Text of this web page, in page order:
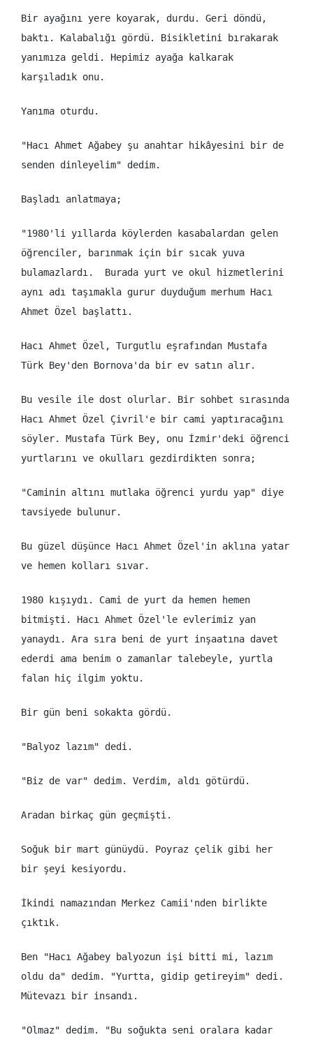
Bir ayağını yere koyarak, durdu. Geri döndü,
baktı. Kalabalığı gördü. Bisikletini bırakarak
yanımıza geldi. Hepimiz ayağa kalkarak
karşıladık onu.
Yanıma oturdu.
"Hacı Ahmet Ağabey şu anahtar hikâyesini bir de
senden dinleyelim" dedim.
Başladı anlatmaya;
"1980'li yıllarda köylerden kasabalardan gelen
öğrenciler, barınmak için bir sıcak yuva
bulamazlardı. Burada yurt ve okul hizmetlerini
aynı adı taşımakla gurur duyduğum merhum Hacı
Ahmet Özel başlattı.
Hacı Ahmet Özel, Turgutlu eşrafından Mustafa
Türk Bey'den Bornova'da bir ev satın alır.
Bu vesile ile dost olurlar. Bir sohbet sırasında
Hacı Ahmet Özel Çivril'e bir cami yaptıracağını
söyler. Mustafa Türk Bey, onu İzmir'deki öğrenci
yurtlarını ve okulları gezdirdikten sonra;
"Caminin altını mutlaka öğrenci yurdu yap" diye
tavsiyede bulunur.
Bu güzel düşünce Hacı Ahmet Özel'in aklına yatar
ve hemen kolları sıvar.
1980 kışıydı. Cami de yurt da hemen hemen
bitmişti. Hacı Ahmet Özel'le evlerimiz yan
yanaydı. Ara sıra beni de yurt inşaatına davet
ederdi ama benim o zamanlar talebeyle, yurtla
falan hiç ilgim yoktu.
Bir gün beni sokakta gördü.
"Balyoz lazım" dedi.
"Biz de var" dedim. Verdim, aldı götürdü.
Aradan birkaç gün geçmişti.
Soğuk bir mart günüydü. Poyraz çelik gibi her
bir şeyi kesiyordu.
İkindi namazından Merkez Camii'nden birlikte
çıktık.
Ben "Hacı Ağabey balyozun işi bitti mi, lazım
oldu da" dedim. "Yurtta, gidip getireyim" dedi.
Mütevazı bir insandı.
"Olmaz" dedim. "Bu soğukta seni oralara kadar